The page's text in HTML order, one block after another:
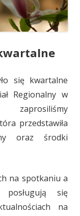
się kwartalne
Regionalny w
przedstawiła
oraz środki
na spotkaniu a
się
na